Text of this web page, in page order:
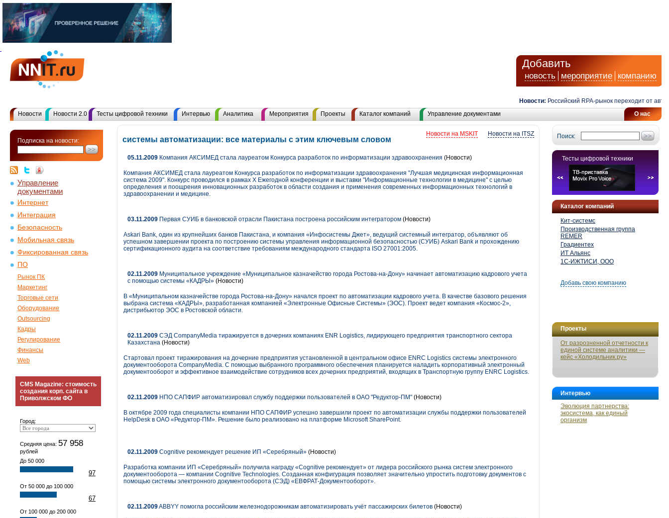
Добавить
новость мероприятие компанию
Новости: Российский RPA-рынок переходит от
О нас
Новости Новости 2.0 Тесты цифровой техники Интервью Аналитика Мероприятия Проекты Каталог компаний Управление документами
Подписка на новости:
Управление
документами
Интернет
Интеграция
Безопасность
Мобильная связь
Фиксированная связь
ПО
Рынок ПК
Маркетинг
Торговые сети
Оборудование
Outsourcing
Кадры
Регулирование
Финансы
Web
CMS Magazine: стоимость
создания корп. сайта в
Приволжском ФО
Город:
Средняя цена: 57 958
рублей
До 50 000
97
От 50 000 до 100 000
67
От 100 000 до 200 000
Поиск:
Тесты цифровой техники
Каталог компаний
Кит-системс
Производственная группа
REMER
Градиентех
ИТ Альянс
1С-ИЖТИСИ, ООО
Добавь свою компанию
Проекты
От разрозненной отчетности к
единой системе аналитики —
кейс «Холодильник.ру»
Интервью
Эволюция партнерства:
экосистема, как единый
организм
Новости на ITSZ
Новости на MSKIT
системы автоматизации: все материалы с этим ключевым словом
05.11.2009 Компания АКСИМЕД стала лауреатом Конкурса разработок по информатизации здравоохранения (Новости)
Компания АКСИМЕД стала лауреатом Конкурса разработок по информатизации здравоохранения "Лучшая медицинская информационная
система 2009". Конкурс проводился в рамках X Ежегодной конференции и выставки "Информационные технологии в медицине" с целью
определения и поощрения инновационных разработок в области создания и применения современных информационных технологий в
здравоохранении и медицине.
03.11.2009 Первая СУИБ в банковской отрасли Пакистана построена российским интегратором (Новости)
Askari Bank, один из крупнейших банков Пакистана, и компания «Инфосистемы Джет», ведущий системный интегратор, объявляют об
успешном завершении проекта по построению системы управления информационной безопасностью (СУИБ) Askari Bank и прохождению
сертификационного аудита на соответствие требованиям международного стандарта ISO 27001:2005.
02.11.2009 Муниципальное учреждение «Муниципальное казначейство города Ростова-на-Дону» начинает автоматизацию кадрового учета
с помощью системы «КАДРЫ» (Новости)
В «Муниципальном казначействе города Ростова-на-Дону» начался проект по автоматизации кадрового учета. В качестве базового решения
выбрана система «КАДРЫ», разработанная компанией «Электронные Офисные Системы» (ЭОС). Проект ведет компания «Космос-2»,
дистрибьютор ЭОС в Ростовской области.
02.11.2009 СЭД CompanyMedia тиражируется в дочерних компаниях ENR Logistics, лидирующего предприятия транспортного сектора
Казахстана (Новости)
Стартовал проект тиражирования на дочерние предприятия установленной в центральном офисе ENRC Logistics системы электронного
документооборота CompanyMedia. С помощью выбранного программного обеспечения планируется наладить корпоративный электронный
документооборот и эффективное взаимодействие сотрудников всех дочерних предприятий, входящих в Транспортную группу ENRC Logistics.
02.11.2009 НПО САПФИР автоматизировал службу поддержки пользователей в ОАО "Редуктор-ПМ" (Новости)
В октябре 2009 года специалисты компании НПО САПФИР успешно завершили проект по автоматизации службы поддержки пользователей
HelpDesk в ОАО «Редуктор-ПМ». Решение было реализовано на платформе Microsoft SharePoint.
02.11.2009 Cognitive рекомендует решение ИП «Серебряный» (Новости)
Разработка компании ИП «Серебряный» получила награду «Cognitive рекомендует» от лидера российского рынка систем электронного
документооборота — компании Cognitive Technologies. Созданная конфигурация позволяет значительно упростить подготовку документов с
помощью системы электронного документооборота (СЭД) «ЕВФРАТ-Документооборот».
02.11.2009ABBYY помогла российским железнодорожникам автоматизировать учёт пассажирских билетов (Новости)